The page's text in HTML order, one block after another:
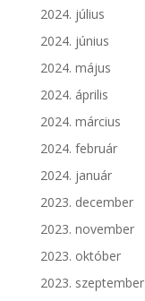
2024. július
2024. június
2024. május
2024. április
2024. március
2024. február
2024. január
2023. december
2023. november
2023. október
2023. szeptember